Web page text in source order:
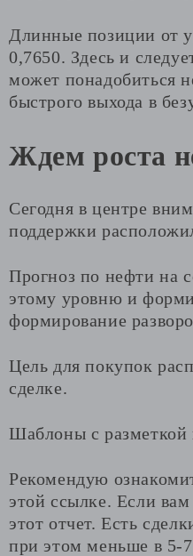
Длинные позиции от
0,7650. Здесь и
может понадобиться
быстрого выхода в
Ждем роста
Сегодня в центре
поддержки
Прогноз по нефти на
этому уровню и
формирование
Цель для покупок
сделке.
Шаблоны с разметкой
Рекомендую
этой ссылке. Если
этот отчет. Есть
при этом меньше в 5-7